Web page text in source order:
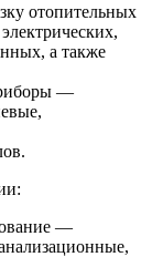
отопительных
а также
—
—